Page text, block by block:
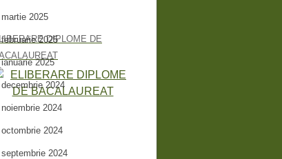
DIPLOME DE
martie 2025
februarie 2025
ianuarie 2025
decembrie 2024
noiembrie 2024
octombrie 2024
septembrie 2024